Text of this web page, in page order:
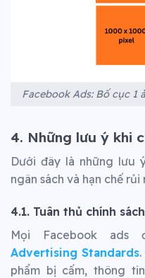
Facebook Ads: Bố cục 1
4. Những lưu ý khi
Dưới đây là những lưu
ngân sách và hạn chế
4.1. Tuân thủ chính
Mọi Facebook
Advertising Standards.
phẩm bị cấm, thông